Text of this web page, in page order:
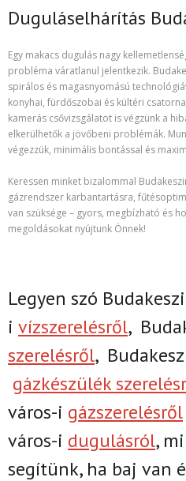
Duguláselhárítás
Egy makacs dugulás nagy
probléma váratlanul jelentkezik.
spirálos és magasnyomású
konyhai, fürdőszobai és kültéri
kamerás csővizsgálatot is végzünk a
elkerülhetők a jövőbeni problémák.
végezzük, minimális bontással és
Keressen minket bizalommal
gázrendszer karbantartásra,
van szüksége – gyors, megbízható és
megoldásokat nyújtunk Önnek!
Legyen szó
i vízszerelésről,
szerelésről,
gázkészülék
város-i gázszerelésről
város-i dugulásról,
segítünk, ha baj van